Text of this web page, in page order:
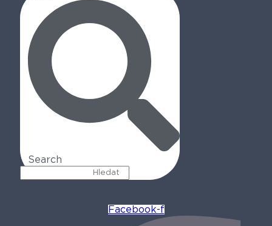
Search
Facebook-f